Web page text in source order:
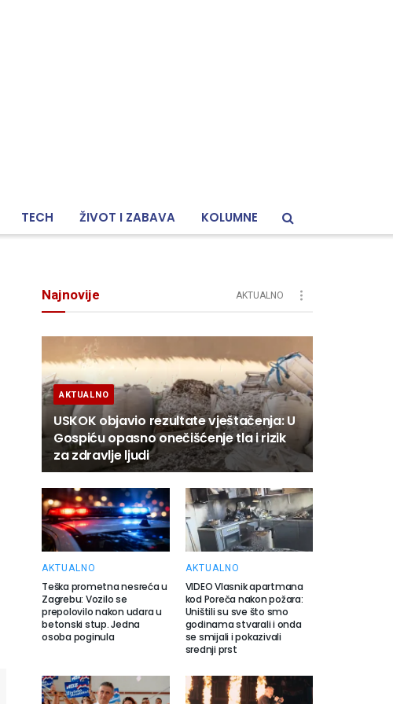
TECH ŽIVOT I ZABAVA KOLUMNE
Najnovije AKTUALNO
AKTUALNO
USKOK objavio rezultate vještačenja: U
Gospiću opasno onečišćenje tla i rizik
za zdravlje ljudi
AKTUALNO
Teška prometna nesreća u
Zagrebu: Vozilo se
prepolovilo nakon udara u
betonski stup. Jedna
osoba poginula
AKTUALNO
VIDEO Vlasnik apartmana
kod Poreča nakon požara:
Uništili su sve što smo
godinama stvarali i onda
se smijali i pokazivali
srednji prst